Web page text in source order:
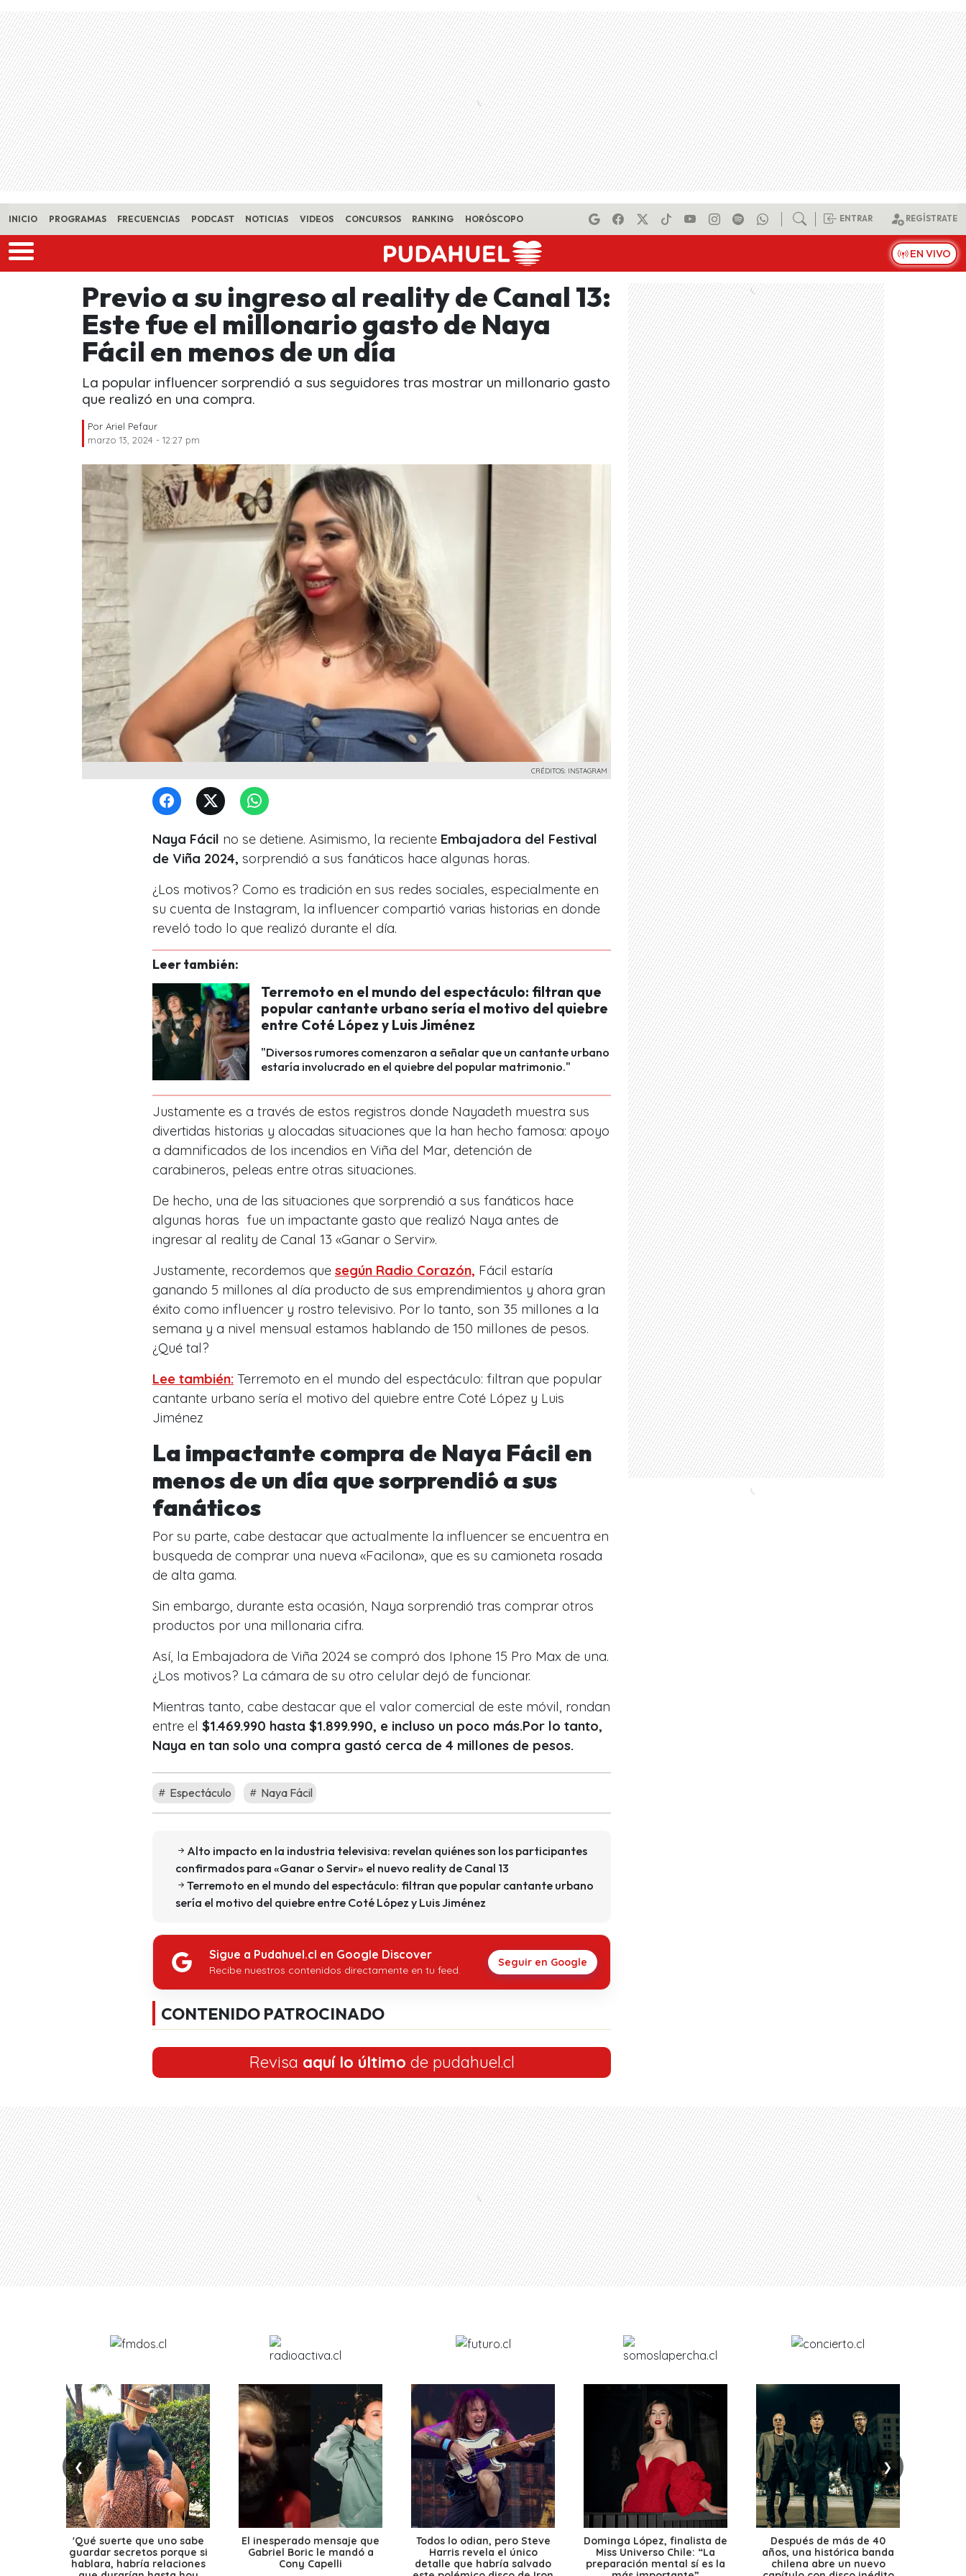
Skip to main content
INICIO PROGRAMAS FRECUENCIAS PODCAST NOTICIAS VIDEOS CONCURSOS RANKING HORÓSCOPO ENTRAR REGÍSTRATE
EN VIVO
Previo a su ingreso al reality de Canal 13:
Este fue el millonario gasto de Naya
Fácil en menos de un día
La popular influencer sorprendió a sus seguidores tras mostrar un millonario gasto
que realizó en una compra.
Por Ariel Pefaur
marzo 13, 2024 - 12:27 pm
CRÉDITOS: INSTAGRAM
Naya Fácil no se detiene. Asimismo, la reciente Embajadora del Festival
de Viña 2024, sorprendió a sus fanáticos hace algunas horas.
¿Los motivos? Como es tradición en sus redes sociales, especialmente en
su cuenta de Instagram, la influencer compartió varias historias en donde
reveló todo lo que realizó durante el día.
Leer también:
Terremoto en el mundo del espectáculo: filtran que
popular cantante urbano sería el motivo del quiebre
entre Coté López y Luis Jiménez
"Diversos rumores comenzaron a señalar que un cantante urbano
estaría involucrado en el quiebre del popular matrimonio."
Justamente es a través de estos registros donde Nayadeth muestra sus
divertidas historias y alocadas situaciones que la han hecho famosa: apoyo
a damnificados de los incendios en Viña del Mar, detención de
carabineros, peleas entre otras situaciones.
De hecho, una de las situaciones que sorprendió a sus fanáticos hace
algunas horas fue un impactante gasto que realizó Naya antes de
ingresar al reality de Canal 13 «Ganar o Servir».
Justamente, recordemos que según Radio Corazón, Fácil estaría
ganando 5 millones al día producto de sus emprendimientos y ahora gran
éxito como influencer y rostro televisivo. Por lo tanto, son 35 millones a la
semana y a nivel mensual estamos hablando de 150 millones de pesos.
¿Qué tal?
Lee también: Terremoto en el mundo del espectáculo: filtran que popular
cantante urbano sería el motivo del quiebre entre Coté López y Luis
Jiménez
La impactante compra de Naya Fácil en
menos de un día que sorprendió a sus
fanáticos
Por su parte, cabe destacar que actualmente la influencer se encuentra en
busqueda de comprar una nueva «Facilona», que es su camioneta rosada
de alta gama.
Sin embargo, durante esta ocasión, Naya sorprendió tras comprar otros
productos por una millonaria cifra.
Así, la Embajadora de Viña 2024 se compró dos Iphone 15 Pro Max de una.
¿Los motivos? La cámara de su otro celular dejó de funcionar.
Mientras tanto, cabe destacar que el valor comercial de este móvil, rondan
entre el $1.469.990 hasta $1.899.990, e incluso un poco más.Por lo tanto,
Naya en tan solo una compra gastó cerca de 4 millones de pesos.
Espectáculo Naya Fácil
Alto impacto en la industria televisiva: revelan quiénes son los participantes
confirmados para «Ganar o Servir» el nuevo reality de Canal 13
Terremoto en el mundo del espectáculo: filtran que popular cantante urbano
sería el motivo del quiebre entre Coté López y Luis Jiménez
Sigue a Pudahuel.cl en Google Discover
Recibe nuestros contenidos directamente en tu feed.
Seguir en Google
CONTENIDO PATROCINADO
Revisa aquí lo último de pudahuel.cl
❮ ❯
'Qué suerte que uno sabe
guardar secretos porque si
hablara, habría relaciones
El inesperado mensaje que
Gabriel Boric le mandó a
Cony Capelli
Todos lo odian, pero Steve
Harris revela el único
detalle que habría salvado
Dominga López, finalista de
Miss Universo Chile: “La
preparación mental sí es la
Después de más de 40
años, una histórica banda
chilena abre un nuevo